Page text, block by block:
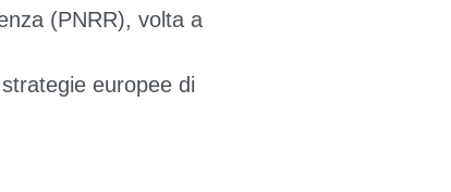
(PNRR), volta a
europee di